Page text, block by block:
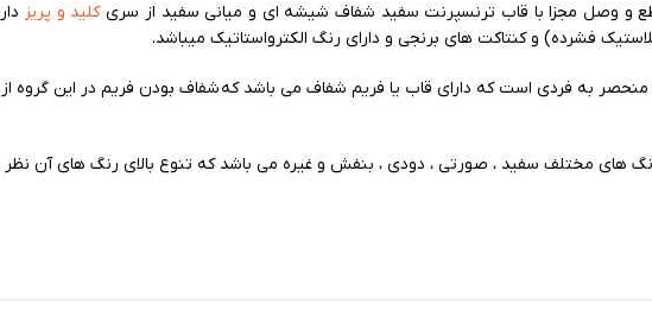
قطع و وصل مجزا با قاب ترنسپرنت سفید شفاف شیشه ای و میانی سفید از سریکلید و پریز
های زیبا و منحصر به فردی است که دارای قاب یا فریم شفاف می باشد که شفاف بودن فریم در این